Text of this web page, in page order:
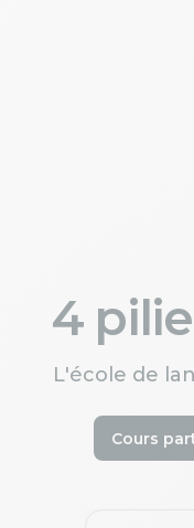
4
L'école de
Cours